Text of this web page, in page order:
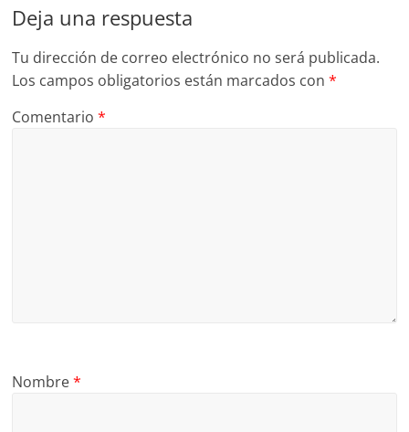
Deja una respuesta
Tu dirección de correo electrónico no será publicada.
Los campos obligatorios están marcados con*
Comentario*
Nombre*